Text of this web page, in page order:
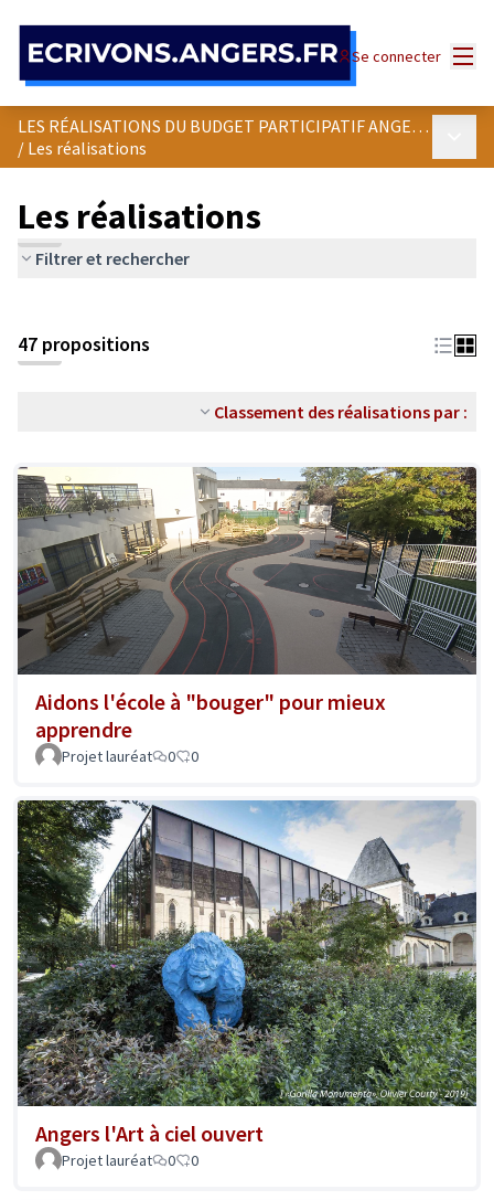
Se connecter
LES RÉALISATIONS DU BUDGET PARTICIPATIF ANGEVIN
/ Les réalisations
Les réalisations
Filtrer et rechercher
47 propositions
Classement des réalisations par :
Aidons l'école à "bouger" pour mieux
apprendre
Projet lauréat 0 0
Angers l'Art à ciel ouvert
Projet lauréat 0 0